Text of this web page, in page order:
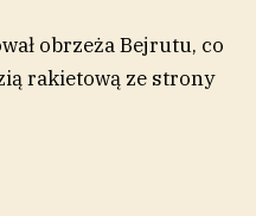
obrzeża Bejrutu, co
rakietową ze strony